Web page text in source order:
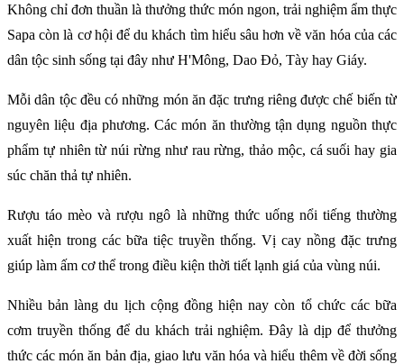
Không chỉ đơn thuần là thưởng thức món ngon, trải nghiệm ẩm thực
Sapa còn là cơ hội để du khách tìm hiểu sâu hơn về văn hóa của các
dân tộc sinh sống tại đây như H'Mông, Dao Đỏ, Tày hay Giáy.
Mỗi dân tộc đều có những món ăn đặc trưng riêng được chế biến từ
nguyên liệu địa phương. Các món ăn thường tận dụng nguồn thực
phẩm tự nhiên từ núi rừng như rau rừng, thảo mộc, cá suối hay gia
súc chăn thả tự nhiên.
Rượu táo mèo và rượu ngô là những thức uống nổi tiếng thường
xuất hiện trong các bữa tiệc truyền thống. Vị cay nồng đặc trưng
giúp làm ấm cơ thể trong điều kiện thời tiết lạnh giá của vùng núi.
Nhiều bản làng du lịch cộng đồng hiện nay còn tổ chức các bữa
cơm truyền thống để du khách trải nghiệm. Đây là dịp để thưởng
thức các món ăn bản địa, giao lưu văn hóa và hiểu thêm về đời sống